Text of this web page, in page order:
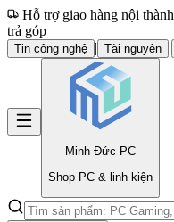
Hỗ trợ giao hàng nội thành
trả góp
Tin công nghệ | Tài nguyên |
Minh Đức PC
Shop PC & linh kiện